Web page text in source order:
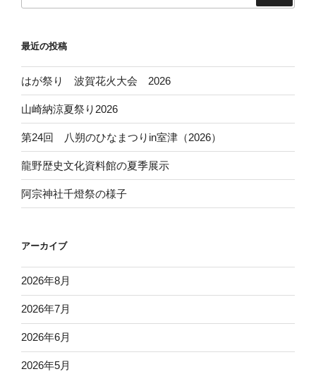
最近の投稿
はが祭り 波賀花火大会 2026
山崎納涼夏祭り2026
第24回 八朔のひなまつりin室津（2026）
龍野歴史文化資料館の夏季展示
阿宗神社千燈祭の様子
アーカイブ
2026年8月
2026年7月
2026年6月
2026年5月